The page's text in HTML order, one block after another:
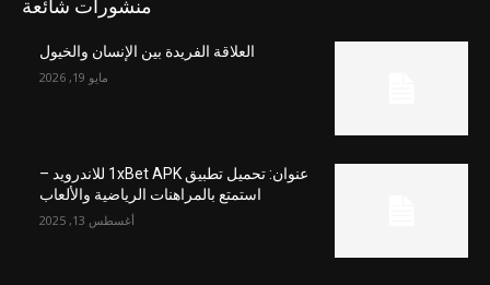
منشورات شائعة
العلاقة الفريدة بين الإنسان والخيول
مايو 19, 2026
عنوان: تحميل تطبيق 1xBet APK للاندرويد –
استمتع بالمراهنات الرياضية والألعاب
أغسطس 13, 2025